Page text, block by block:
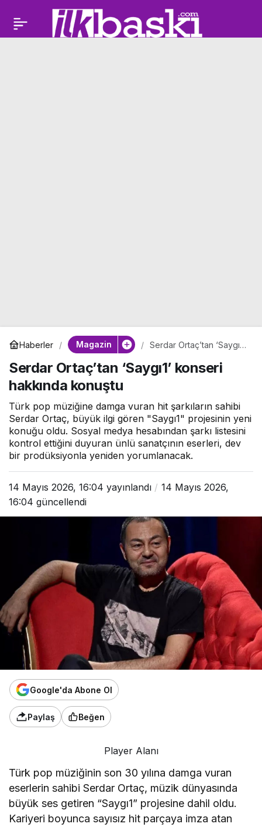
Haberler Magazin
Serdar Ortaç’tan ‘Saygı1’
konuştu
Serdar Ortaç’tan ‘Saygı1’ konseri
hakkında konuştu
Türk pop müziğine damga vuran hit şarkıların sahibi
Serdar Ortaç, büyük ilgi gören "Saygı1" projesinin yeni
konuğu oldu. Sosyal medya hesabından şarkı listesini
kontrol ettiğini duyuran ünlü sanatçının eserleri, dev
bir prodüksiyonla yeniden yorumlanacak.
14 Mayıs 2026, 16:04 yayınlandı
14 Mayıs 2026,
16:04 güncellendi
Google'da Abone Ol
Paylaş Beğen
Player Alanı
Türk pop müziğinin son 30 yılına damga vuran
eserlerin sahibi Serdar Ortaç, müzik dünyasında
büyük ses getiren “Saygı1” projesine dahil oldu.
Kariyeri boyunca sayısız hit parçaya imza atan
Özgü Namal Cannes’ı